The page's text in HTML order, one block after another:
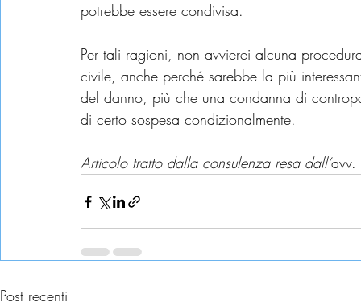
potrebbe essere condivisa.
Per tali ragioni, non avvierei alcuna
civile, anche perché sarebbe la più
del danno, più che una condanna di
di certo sospesa condizionalmente.
Articolo tratto dalla consulenza resa dall’avv.
Post recenti